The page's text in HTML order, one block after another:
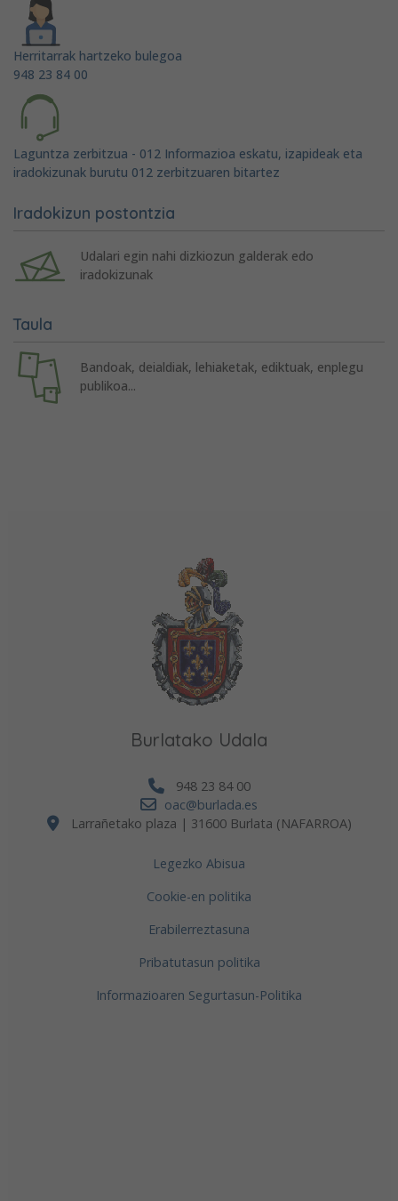
Herritarrak hartzeko bulegoa
948 23 84 00
Laguntza zerbitzua - 012 Informazioa eskatu, izapideak eta
iradokizunak burutu 012 zerbitzuaren bitartez
Iradokizun postontzia
Udalari egin nahi dizkiozun galderak edo
iradokizunak
Taula
Bandoak, deialdiak, lehiaketak, ediktuak, enplegu
publikoa...
Burlatako Udala
948 23 84 00
oac@burlada.es
Larrañetako plaza | 31600 Burlata (NAFARROA)
Legezko Abisua
Cookie-en politika
Erabilerreztasuna
Pribatutasun politika
Informazioaren Segurtasun-Politika